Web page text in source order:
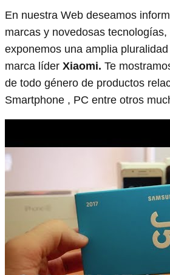
En nuestra Web deseamos
marcas y novedosas
exponemos una amplia
marca líder Xiaomi. Te
de todo género de productos
Smartphone , PC entre otros